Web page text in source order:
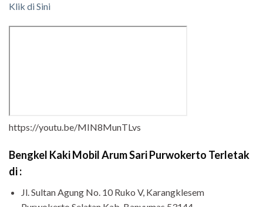
Klik di Sini
https://youtu.be/MIN8MunTLvs
Bengkel Kaki Mobil Arum Sari Purwokerto Terletak
di :
Jl. Sultan Agung No. 10 Ruko V, Karangklesem